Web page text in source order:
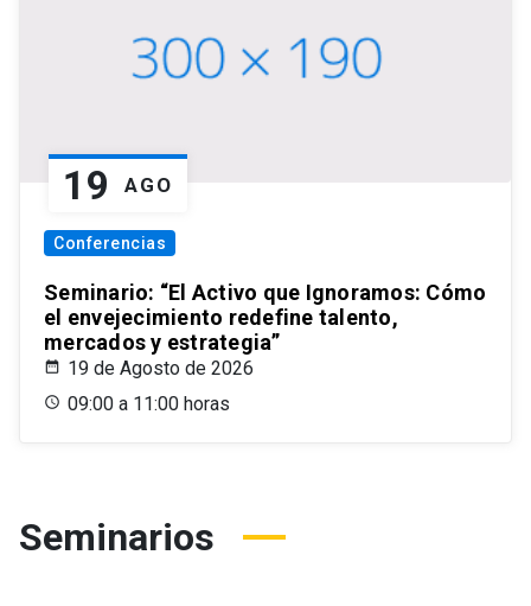
19 AGO
Conferencias
Seminario: “El Activo que Ignoramos: Cómo
el envejecimiento redefine talento,
mercados y estrategia”
19 de Agosto de 2026
09:00 a 11:00 horas
Seminarios